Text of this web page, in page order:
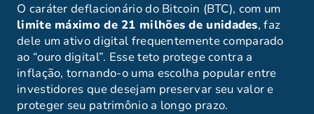
O caráter deflacionário do Bitcoin (BTC), com um
limite máximo de 21 milhões de unidades, faz
dele um ativo digital frequentemente comparado
ao “ouro digital”. Esse teto protege contra a
inflação, tornando-o uma escolha popular entre
investidores que desejam preservar seu valor e
proteger seu patrimônio a longo prazo.